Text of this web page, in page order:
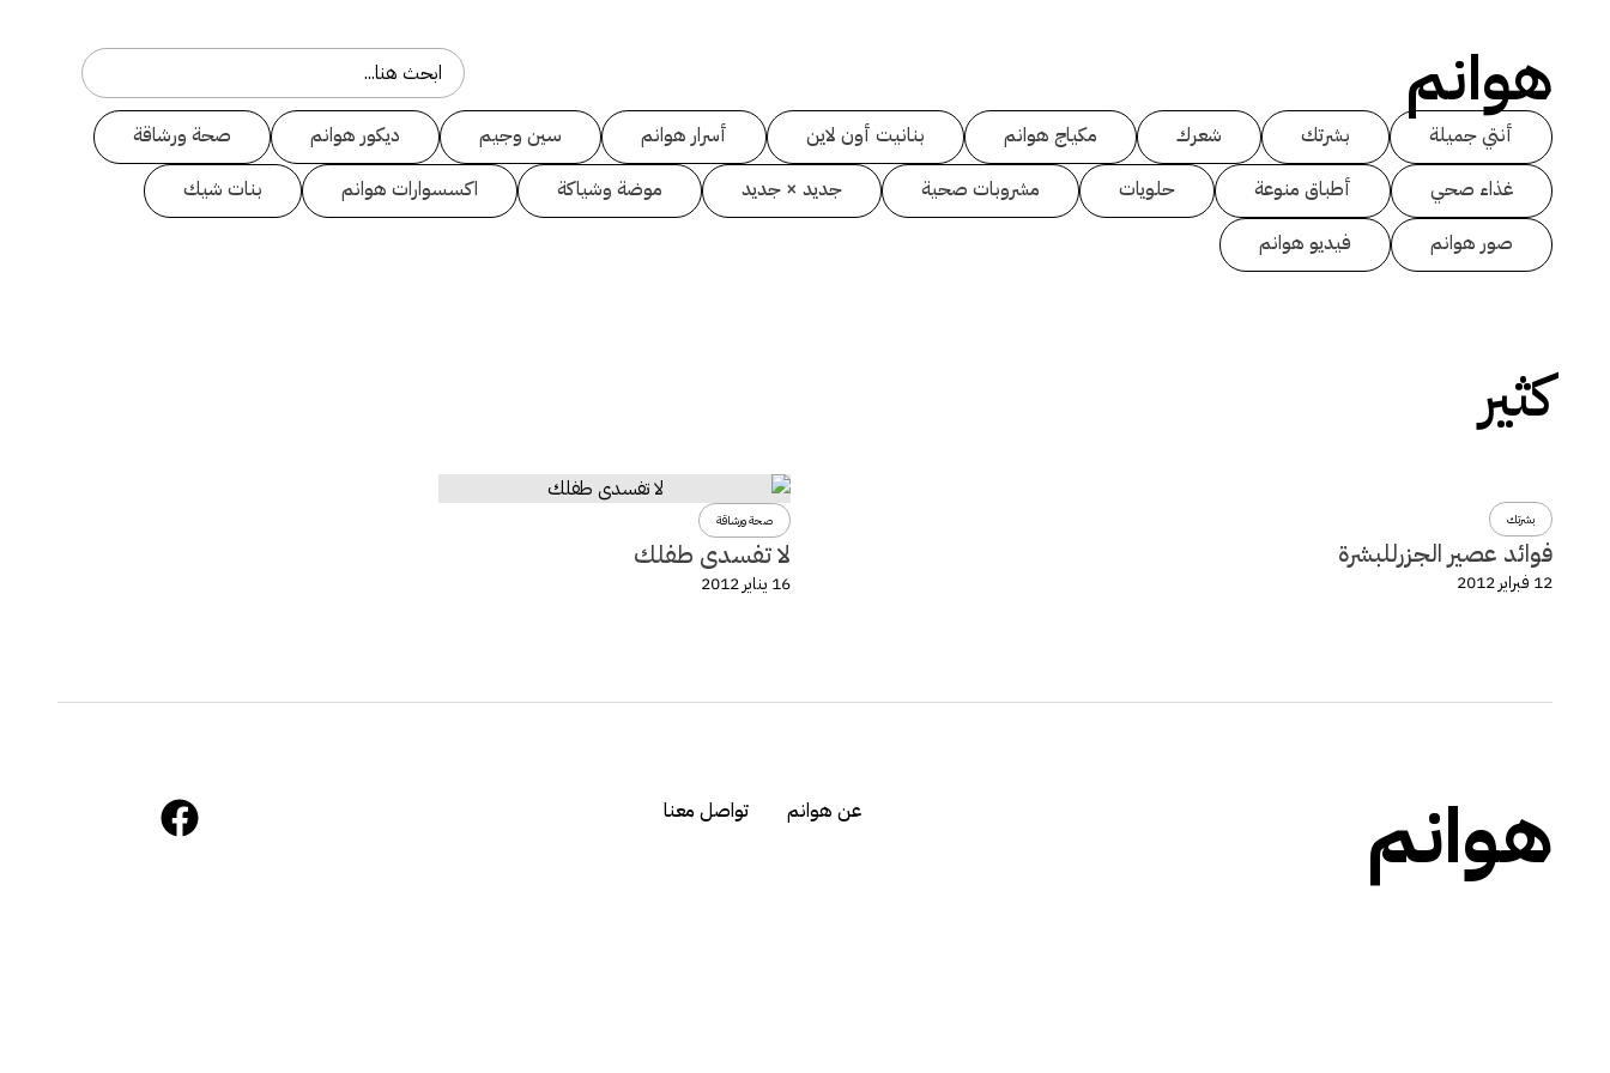
هوانم
أنتي جميلة بشرتك شعرك مكياج هوانم بنانيت أون لاين أسرار هوانم سين وجيم ديكور هوانم
صحة ورشاقة
غذاء صحي
أطباق منوعة حلويات مشروبات صحية جديد × جديد موضة وشياكة اكسسوارات هوانم
بنات شيك
صور هوانم
فيديو هوانم
كثير
بشرتك
فوائد عصير الجزرللبشرة
12 فبراير 2012
صحة ورشاقة
لا تفسدى طفلك
16 يناير 2012
هوانم عن هوانم تواصل معنا